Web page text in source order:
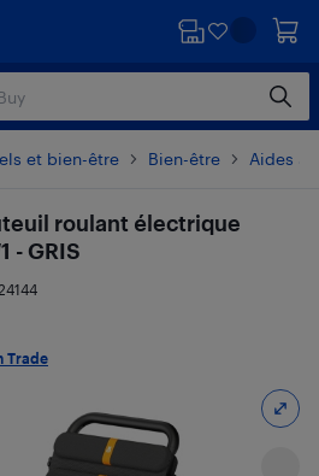
et bien-être Bien-être Aides à
roulant électrique
- GRIS
Trade